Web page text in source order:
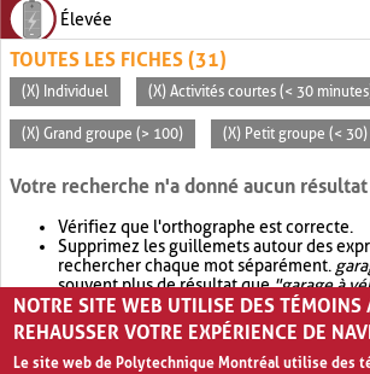
Élevée
TOUTES LES FICHES (31)
(X) Individuel (X) Activités courtes (< 30
(X) Grand groupe (> 100) (X) Petit groupe (< 30)
Votre recherche n'a donné aucun résultat
Vérifiez que l'orthographe est correcte.
Supprimez les guillemets autour des
rechercher chaque mot séparément.
souvent plus de résultat que"garage à
Envisagez d'élargir votre recherche avec
retournera souvent plus de résultat que
NOTRE SITE WEB UTILISE DES TÉMOINS
REHAUSSER VOTRE EXPÉRIENCE DE
Le site web de Polytechnique Montréal utilise des